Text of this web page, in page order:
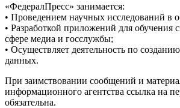
«ФедералПресс» занимается:
• Проведением научных исследований в
• Разработкой приложений для обучения
сфере медиа и госслужбы;
• Осуществляет деятельность по
данных.
При заимствовании сообщений и
информационного агентства ссылка на
обязательна.